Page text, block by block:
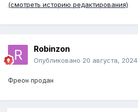
(смотреть историю редактирования)
Robinzon
Опубликовано 20 августа, 2024
Фреон продан